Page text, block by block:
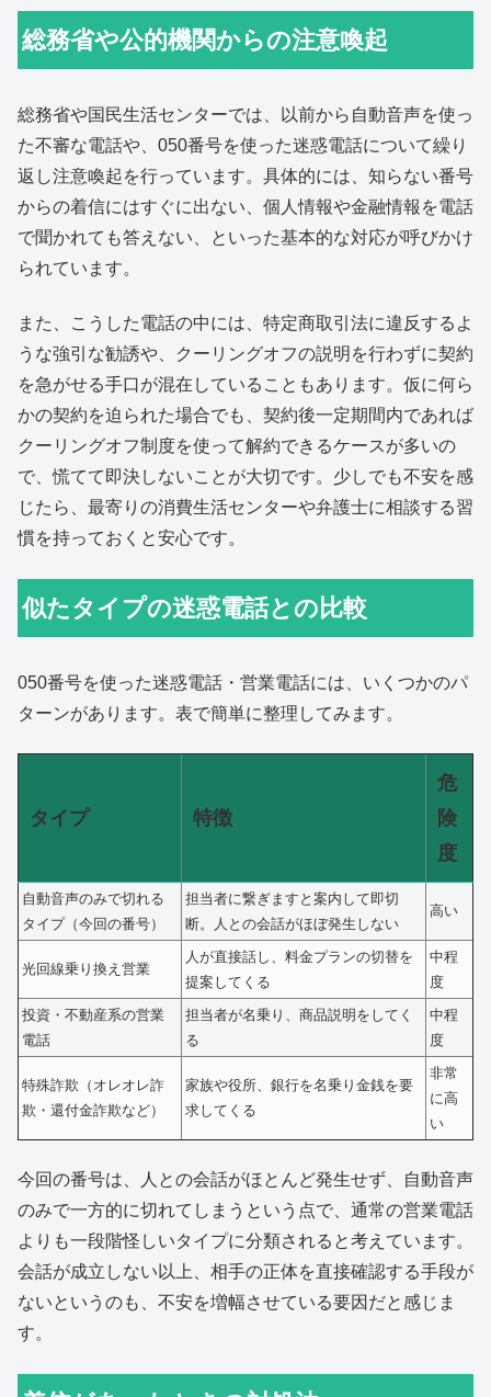
総務省や公的機関からの注意喚起
総務省や国民生活センターでは、以前から自動音声を使っ
た不審な電話や、050番号を使った迷惑電話について繰り
返し注意喚起を行っています。具体的には、知らない番号
からの着信にはすぐに出ない、個人情報や金融情報を電話
で聞かれても答えない、といった基本的な対応が呼びかけ
られています。
また、こうした電話の中には、特定商取引法に違反するよ
うな強引な勧誘や、クーリングオフの説明を行わずに契約
を急がせる手口が混在していることもあります。仮に何ら
かの契約を迫られた場合でも、契約後一定期間内であれば
クーリングオフ制度を使って解約できるケースが多いの
で、慌てて即決しないことが大切です。少しでも不安を感
じたら、最寄りの消費生活センターや弁護士に相談する習
慣を持っておくと安心です。
似たタイプの迷惑電話との比較
050番号を使った迷惑電話・営業電話には、いくつかのパ
ターンがあります。表で簡単に整理してみます。
タイプ 特徴
危
険
度
自動音声のみで切れる
タイプ（今回の番号）
担当者に繋ぎますと案内して即切
断。人との会話がほぼ発生しない
高い
光回線乗り換え営業
人が直接話し、料金プランの切替を
提案してくる
中程
度
投資・不動産系の営業
電話
担当者が名乗り、商品説明をしてく
る
中程
度
特殊詐欺（オレオレ詐
欺・還付金詐欺など）
家族や役所、銀行を名乗り金銭を要
求してくる
非常
に高
い
今回の番号は、人との会話がほとんど発生せず、自動音声
のみで一方的に切れてしまうという点で、通常の営業電話
よりも一段階怪しいタイプに分類されると考えています。
会話が成立しない以上、相手の正体を直接確認する手段が
ないというのも、不安を増幅させている要因だと感じま
す。